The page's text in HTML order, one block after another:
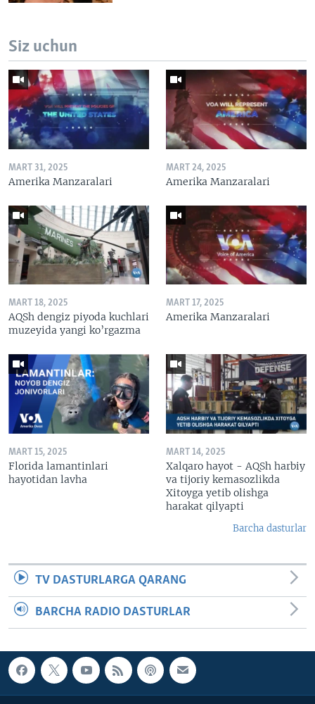
Siz uchun
MART 31, 2025
Amerika Manzaralari
MART 24, 2025
Amerika Manzaralari
MART 18, 2025
AQSh dengiz piyoda kuchlari
muzeyida yangi ko’rgazma
MART 17, 2025
Amerika Manzaralari
MART 15, 2025
Florida lamantinlari
hayotidan lavha
MART 14, 2025
Xalqaro hayot - AQSh harbiy
va tijoriy kemasozlikda
Xitoyga yetib olishga
harakat qilyapti
Barcha dasturlar
TV DASTURLARGA QARANG
BARCHA RADIO DASTURLAR